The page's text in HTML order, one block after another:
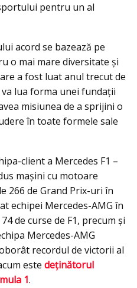
pentru un al
acord se bazează pe
o mai mare diversitate și
a fost luat anul trecut de
va lua forma unei fundații
misiunea de a sprijini o
în toate formele sale
client a Mercedes F1 –
maşini cu motoare
266 de Grand Prix-uri în
echipei Mercedes-AMG în
de curse de F1, precum și
Mercedes-AMG
recordul de victorii al
este deținătorul
1.